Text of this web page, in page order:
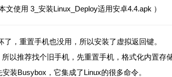
文使用 3_安装Linux_Deploy适用安卓4.4.apk ）
，重置手机也没用，所以安装了虚拟返回键。
以推荐找个旧手机，先重置手机，格式化内置存
装Busybox，它集成了Linux的很多命令。